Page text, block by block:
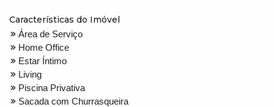
Características do Imóvel
Área de Serviço
Home Office
Estar Íntimo
Living
Piscina Privativa
Sacada com Churrasqueira